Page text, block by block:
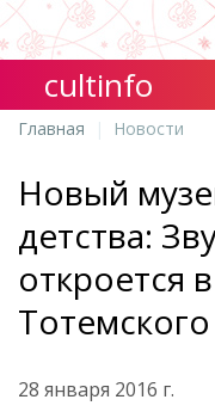
cultinfo
Главная Новости
Новый
детства:
откроется
28 января 2016 г.